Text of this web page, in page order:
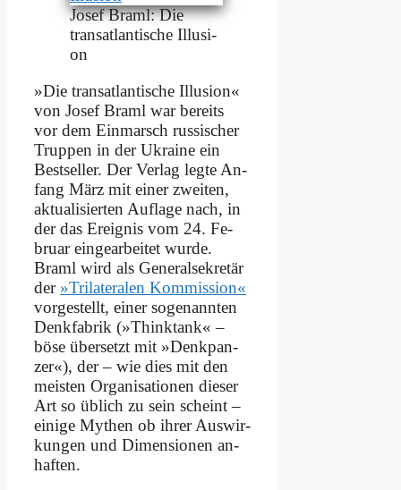
Jo­sef Braml: Die
trans­at­lan­ti­sche Il­lu­si­
on
»Die trans­at­lan­ti­sche Il­lu­si­on«
von Jo­sef Braml war be­reits
vor dem Ein­marsch rus­si­scher
Trup­pen in der Ukrai­ne ein
Best­sel­ler. Der Ver­lag leg­te An­
fang März mit ei­ner zwei­ten,
ak­tua­li­sier­ten Auf­la­ge nach, in
der das Er­eig­nis vom 24. Fe­
bru­ar ein­ge­ar­bei­tet wur­de.
Braml wird als Ge­ne­ral­se­kre­tär
der »Tri­la­te­ra­len Kom­mis­si­on«
vor­ge­stellt, ei­ner so­ge­nann­ten
Denk­fa­brik (»Thinktank« –
bö­se über­setzt mit »Denk­pan­
zer«), der – wie dies mit den
mei­sten Or­ga­ni­sa­tio­nen die­ser
Art so üb­lich zu sein scheint –
ei­ni­ge My­then ob ih­rer Aus­wir­
kun­gen und Di­men­sio­nen an­
haf­ten.